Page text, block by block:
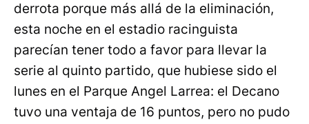
derrota porque más allá de la eliminación,
esta noche en el estadio racinguista
parecían tener todo a favor para llevar la
serie al quinto partido, que hubiese sido el
lunes en el Parque Angel Larrea: el Decano
tuvo una ventaja de 16 puntos, pero no pudo